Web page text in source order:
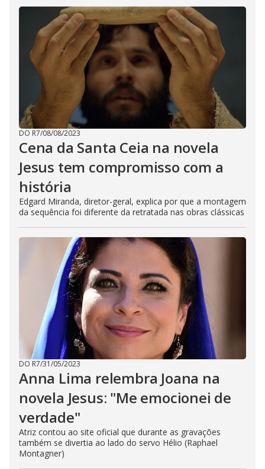
DO R7/08/08/2023
Cena da Santa Ceia na novela
Jesus tem compromisso com a
história
Edgard Miranda, diretor-geral, explica por que a montagem
da sequência foi diferente da retratada nas obras clássicas
DO R7/31/05/2023
Anna Lima relembra Joana na
novela Jesus: "Me emocionei de
verdade"
Atriz contou ao site oficial que durante as gravações
também se divertia ao lado do servo Hélio (Raphael
Montagner)